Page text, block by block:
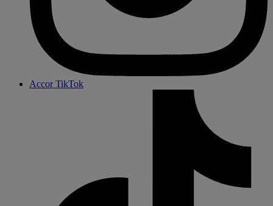
Accor TikTok